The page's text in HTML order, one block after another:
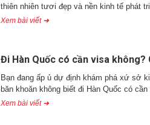
thiên nhiên tươi đẹp và nền kinh tế phát
Xem bài viết ➜
Đi Hàn Quốc có cần visa không?
Bạn đang ấp ủ dự định khám phá xứ sở
băn khoăn không biết đi Hàn Quốc có
Xem bài viết ➜